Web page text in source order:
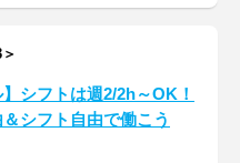
】シフトは週2/2h～OK！
シフト自由で働こう